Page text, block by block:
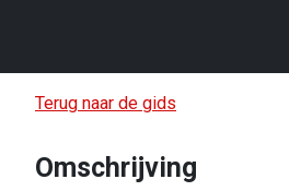
Terug naar de gids
Omschrijving